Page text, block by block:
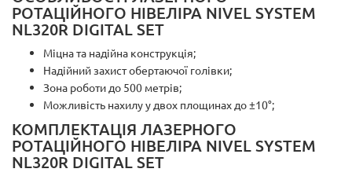
РОТАЦІЙНОГО НІВЕЛІРА NIVEL SYSTEM
NL320R DIGITAL SET
Міцна та надійна конструкція;
Надійний захист обертаючої голівки;
Зона роботи до 500 метрів;
Можливість нахилу у двох площинах до ±10°;
КОМПЛЕКТАЦІЯ ЛАЗЕРНОГО
РОТАЦІЙНОГО НІВЕЛІРА NIVEL SYSTEM
NL320R DIGITAL SET